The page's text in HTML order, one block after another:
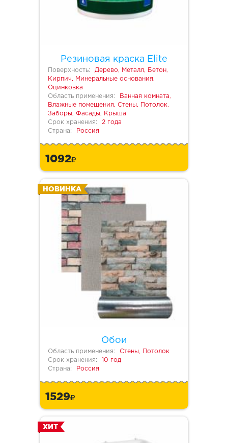
Резиновая краска Elite
Поверхность:
Дерево, Металл, Бетон,
Кирпич, Минеральные основания,
Оцинковка
Область применения:
Ванная комната,
Влажные помещения, Стены, Потолок,
Заборы, Фасады, Крыша
Срок хранения:
2 года
Страна:
Россия
1092
Обои
НОВИНКА
Область применения:
Стены, Потолок
Срок хранения:
10 год
Страна:
Россия
1529
ХИТ